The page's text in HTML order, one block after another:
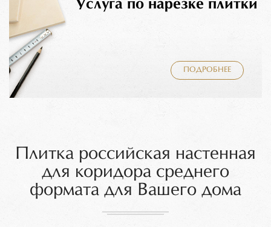
Услуга по нарезке плитки
ПОДРОБНЕЕ
Плитка российская настенная
для коридора среднего
формата для Вашего дома